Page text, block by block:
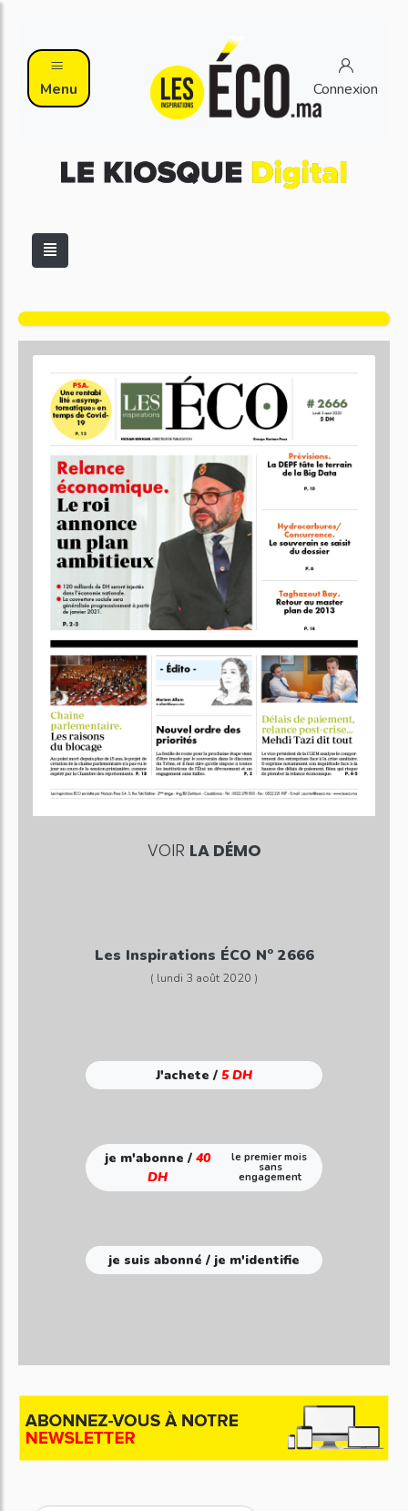
Menu Connexion
VOIR LA DÉMO
Les Inspirations ÉCO N° 2666
( lundi 3 août 2020 )
J'achete / 5 DH
je m'abonne /40
DH
le premier mois
sans
engagement
je suis abonné / je m'identifie